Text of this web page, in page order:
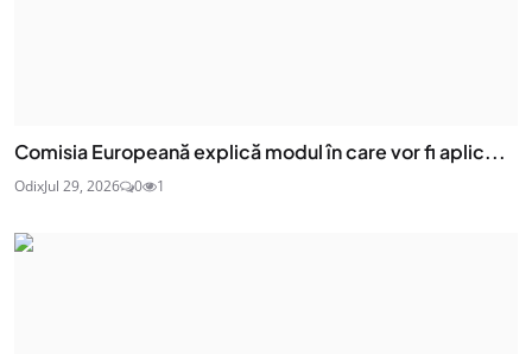
Comisia Europeană explică modul în care vor fi aplic...
OdixJul 29, 2026 0 1